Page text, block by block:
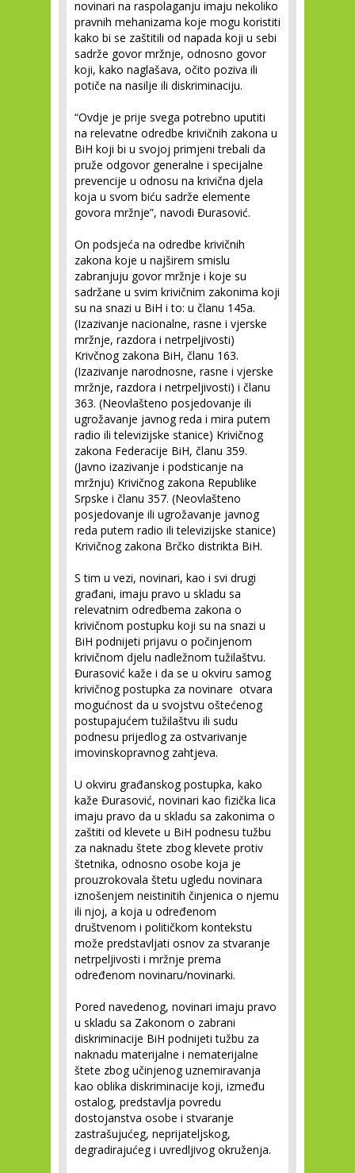
novinari na raspolaganju imaju nekoliko
pravnih mehanizama koje mogu koristiti
kako bi se zaštitili od napada koji u sebi
sadrže govor mržnje, odnosno govor
koji, kako naglašava, očito poziva ili
potiče na nasilje ili diskriminaciju.
“Ovdje je prije svega potrebno uputiti
na relevatne odredbe krivičnih zakona u
BiH koji bi u svojoj primjeni trebali da
pruže odgovor generalne i specijalne
prevencije u odnosu na krivična djela
koja u svom biću sadrže elemente
govora mržnje”, navodi Đurasović.
On podsjeća na odredbe krivičnih
zakona koje u najširem smislu
zabranjuju govor mržnje i koje su
sadržane u svim krivičnim zakonima koji
su na snazi u BiH i to: u članu 145a.
(Izazivanje nacionalne, rasne i vjerske
mržnje, razdora i netrpeljivosti)
Krivčnog zakona BiH, članu 163.
(Izazivanje narodnosne, rasne i vjerske
mržnje, razdora i netrpeljivosti) i članu
363. (Neovlašteno posjedovanje ili
ugrožavanje javnog reda i mira putem
radio ili televizijske stanice) Krivičnog
zakona Federacije BiH, članu 359.
(Javno izazivanje i podsticanje na
mržnju) Krivičnog zakona Republike
Srpske i članu 357. (Neovlašteno
posjedovanje ili ugrožavanje javnog
reda putem radio ili televizijske stanice)
Krivičnog zakona Brčko distrikta BiH.
S tim u vezi, novinari, kao i svi drugi
građani, imaju pravo u skladu sa
relevatnim odredbema zakona o
krivičnom postupku koji su na snazi u
BiH podnijeti prijavu o počinjenom
krivičnom djelu nadležnom tužilaštvu.
Đurasović kaže i da se u okviru samog
krivičnog postupka za novinare otvara
mogućnost da u svojstvu oštećenog
postupajućem tužilaštvu ili sudu
podnesu prijedlog za ostvarivanje
imovinskopravnog zahtjeva.
U okviru građanskog postupka, kako
kaže Đurasović, novinari kao fizička lica
imaju pravo da u skladu sa zakonima o
zaštiti od klevete u BiH podnesu tužbu
za naknadu štete zbog klevete protiv
štetnika, odnosno osobe koja je
prouzrokovala štetu ugledu novinara
iznošenjem neistinitih činjenica o njemu
ili njoj, a koja u određenom
društvenom i političkom kontekstu
može predstavljati osnov za stvaranje
netrpeljivosti i mržnje prema
određenom novinaru/novinarki.
Pored navedenog, novinari imaju pravo
u skladu sa Zakonom o zabrani
diskriminacije BiH podnijeti tužbu za
naknadu materijalne i nematerijalne
štete zbog učinjenog uznemiravanja
kao oblika diskriminacije koji, između
ostalog, predstavlja povredu
dostojanstva osobe i stvaranje
zastrašujućeg, neprijateljskog,
degradirajućeg i uvredljivog okruženja.